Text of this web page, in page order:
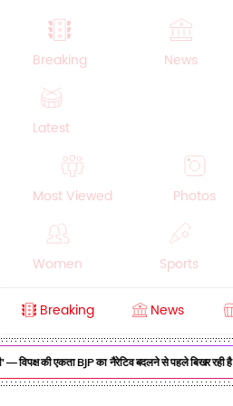
Breaking News
Latest
Most Viewed Photos
Women Sports
Crime
Breaking News
की एकता BJP का नैरेटिव बदलने से पहले बिखर रही है?